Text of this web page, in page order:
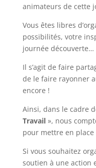
animateurs de cette
Vous êtes libres
possibilités, votre
journée découverte…
Il s’agit de faire
de le faire rayonner
encore !
Ainsi, dans le cadre
Travail», nous
pour mettre en
Si vous souhaitez
soutien à une action